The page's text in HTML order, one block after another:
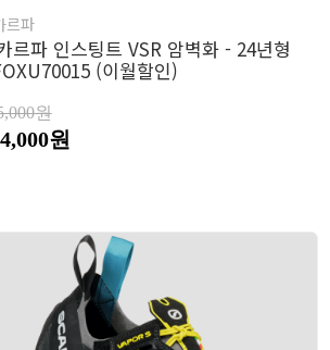
르파
르파 인스팅트 VSR 암벽화 - 24년형
(이월할인)
원
원